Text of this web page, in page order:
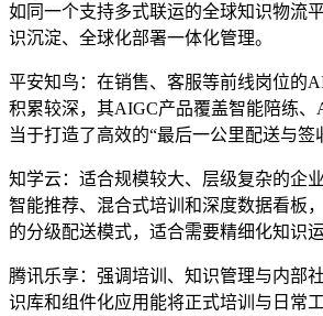
如同一个支持多式联运的全球知识物流
识沉淀、全球化部署一体化管理。
平安知鸟 ：在销售、客服等前线岗位的
积累较深，其AIGC产品覆盖智能陪练、
当于打造了高效的“最后一公里配送与签
知学云：适合规模较大、层级复杂的企
智能推荐、混合式培训和深度数据看板
的分级配送模式，适合需要精细化知识运
腾讯乐享：强调培训、知识管理与内部
识库和组件化应用能将正式培训与日常